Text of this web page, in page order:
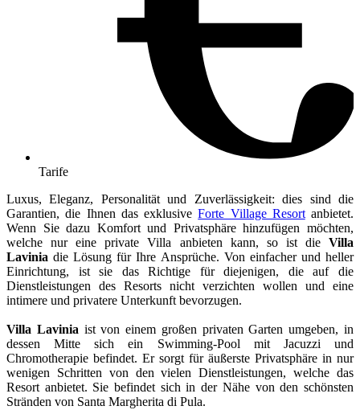
Tarife
Luxus, Eleganz, Personalität und Zuverlässigkeit: dies sind die
Garantien, die Ihnen das exklusiveForte Village Resortanbietet.
Wenn Sie dazu Komfort und Privatsphäre hinzufügen möchten,
welche nur eine private Villa anbieten kann, so ist die Villa
Lavinia die Lösung für Ihre Ansprüche. Von einfacher und heller
Einrichtung, ist sie das Richtige für diejenigen, die auf die
Dienstleistungen des Resorts nicht verzichten wollen und eine
intimere und privatere Unterkunft bevorzugen.
Villa Lavinia ist von einem großen privaten Garten umgeben, in
dessen Mitte sich ein Swimming-Pool mit Jacuzzi und
Chromotherapie befindet. Er sorgt für äußerste Privatsphäre in nur
wenigen Schritten von den vielen Dienstleistungen, welche das
Resort anbietet. Sie befindet sich in der Nähe von den schönsten
Stränden von Santa Margherita di Pula.